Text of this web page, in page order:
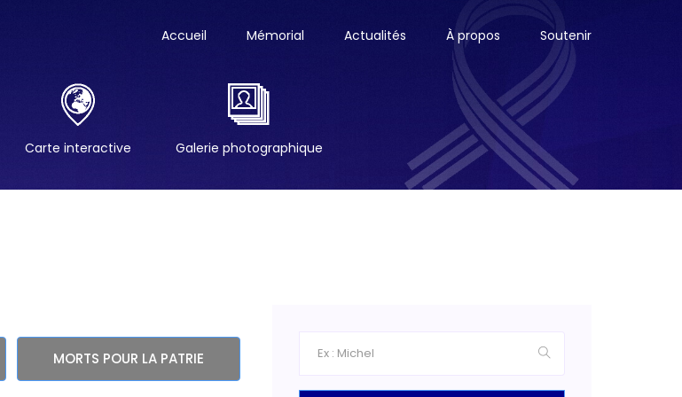
Accueil Mémorial Actualités À propos Soutenir
Carte interactive Galerie photographique
MORTS POUR LA PATRIE